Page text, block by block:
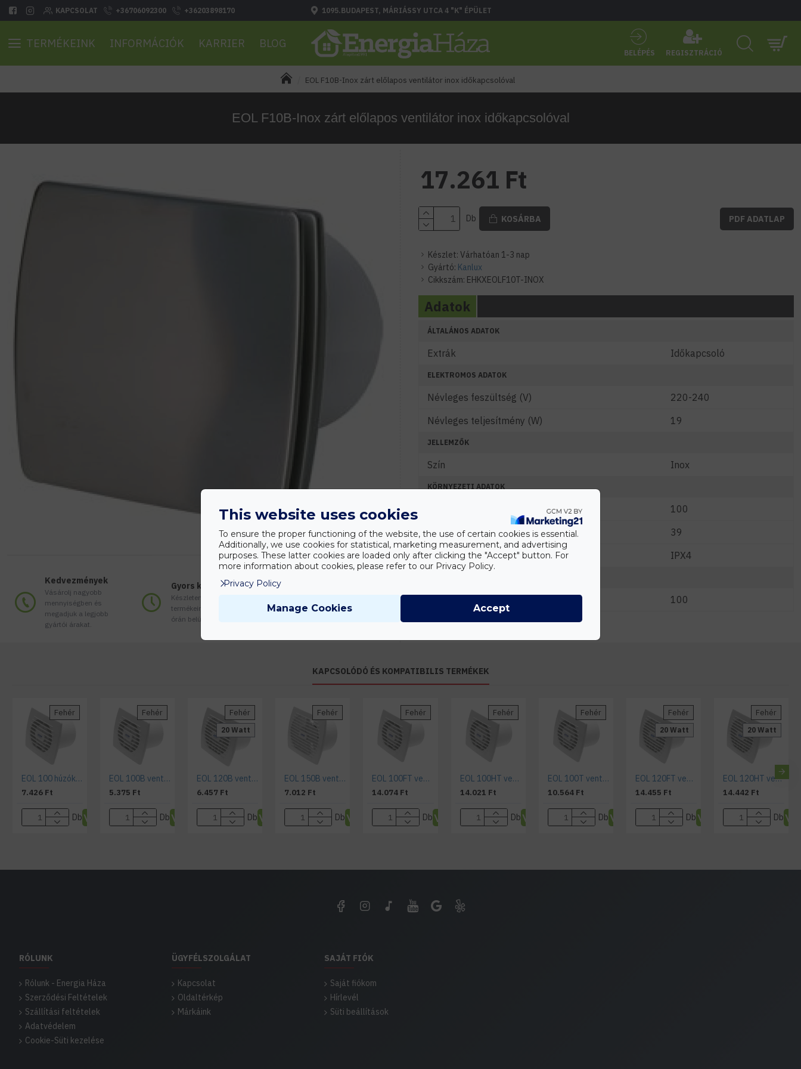
KAPCSOLAT +36706092300 +36203898170 1095.BUDAPEST, MÁRIÁSSY UTCA 4 "K" ÉPÜLET
TERMÉKEINK INFORMÁCIÓK KARRIER BLOG
BELÉPÉS REGISZTRÁCIÓ
EOL F10B-Inox zárt előlapos ventilátor inox időkapcsolóval
EOL F10B-Inox zárt előlapos ventilátor inox időkapcsolóval
Kedvezmények
Vásárolj nagyobb
mennyiségben és
megadjuk a legjobb
gyártói árakat.
Gyors kiszállítás
Készleten lévő
termékeinket akár 24
órán belül megkaphatod!
munkatársunk segít az
Készlet: Várhatóan 1-3 nap
Gyártó: Kanlux
Cikkszám: EHKXEOLF10T-INOX
17.261 Ft
Db KOSÁRBA PDF ADATLAP
Adatok
ÁLTALÁNOS ADATOK
Extrák Időkapcsoló
ELEKTROMOS ADATOK
Névleges feszültség (V)
220-240
Névleges teljesítmény (W)
19
JELLEMZŐK
Szín Inox
KÖRNYEZETI ADATOK
100
Zajszint (dB)
39
IP védelmi szint
IPX4
100
KAPCSOLÓDÓ ÉS KOMPATIBILIS TERMÉKEK
Fehér
EOL 100 húzókapcsolós ventilátor
7.426 Ft
Db
Fehér
EOL 100B ventilátor alap kivitel
5.375 Ft
Db
20 Watt
Fehér
EOL 120B ventilátor alap kivitel
6.457 Ft
Db
Fehér
EOL 150B ventilátor alap kivitel
7.012 Ft
Db
Fehér
EOL 100FT ventilátor fotocellával és időkapcsolóval
14.074 Ft
Db
Fehér
EOL 100HT ventilátor páraérzékelővel és időkapcsolóval
14.021 Ft
Db
Fehér
EOL 100T ventilátor időkapcsolóval
10.564 Ft
Db
20 Watt
Fehér
EOL 120FT ventilátor fotocellával és időkapcsolóval
14.455 Ft
Db
20 Watt
Fehér
EOL 120HT ventilátor páraérzékelővel és időkapcsolóval
14.442 Ft
Db
RÓLUNK
Rólunk - Energia Háza
Szerződési Feltételek
Szállítási feltételek
Adatvédelem
Cookie-Süti kezelése
ÜGYFÉLSZOLGÁLAT
Kapcsolat
Oldaltérkép
Márkáink
SAJÁT FIÓK
Saját fiókom
Hírlevél
Süti beállítások
This website uses cookies
To ensure the proper functioning of the website, the use of certain cookies is essential.
Additionally, we use cookies for statistical, marketing measurement, and advertising
purposes. These latter cookies are loaded only after clicking the "Accept" button. For
more information about cookies, please refer to our Privacy Policy.
Privacy Policy
Manage Cookies Accept